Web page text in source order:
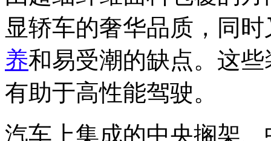
显轿车的奢华品质，同
养和易受潮的缺点。这
有助于高性能驾驶。
汽车上集成的中央搁架